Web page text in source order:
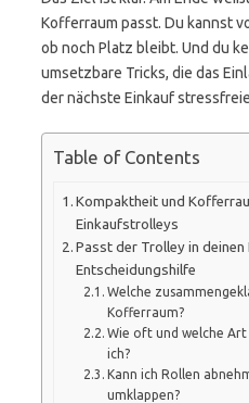
Kofferraum passt. Du kannst
ob noch Platz bleibt. Und du
umsetzbare Tricks, die das
der nächste Einkauf
Table of Contents
Kompaktheit und
Einkaufstrolleys
Passt der Trolley in deinen
Entscheidungshilfe
Welche
Kofferraum?
Wie oft und welche
ich?
Kann ich Rollen
umklappen?